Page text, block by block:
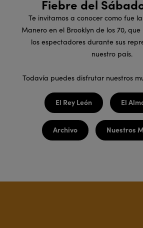
Fiebre del
Te invitamos a conocer como fue
Manero en el Brooklyn de los 70,
los espectadores durante sus
nuestro país.
Todavía puedes disfrutar nuestros
El Rey León El
Archivo Nuestros